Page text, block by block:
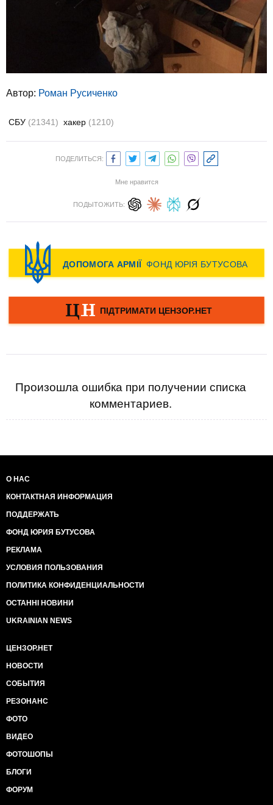
Автор: Роман Русиченко
СБУ (21341) хакер (1210)
ПОДЕЛИТЬСЯ:
Мне нравится
ПОДЫТОЖИТЬ:
Произошла ошибка при получении списка
комментариев.
О НАС
КОНТАКТНАЯ ИНФОРМАЦИЯ
ПОДДЕРЖАТЬ
ФОНД ЮРИЯ БУТУСОВА
РЕКЛАМА
УСЛОВИЯ ПОЛЬЗОВАНИЯ
ПОЛИТИКА КОНФИДЕНЦИАЛЬНОСТИ
ОСТАННІ НОВИНИ
UKRAINIAN NEWS
ЦЕНЗОР.НЕТ
НОВОСТИ
СОБЫТИЯ
РЕЗОНАНС
ФОТО
ВИДЕО
ФОТОШОПЫ
БЛОГИ
ФОРУМ